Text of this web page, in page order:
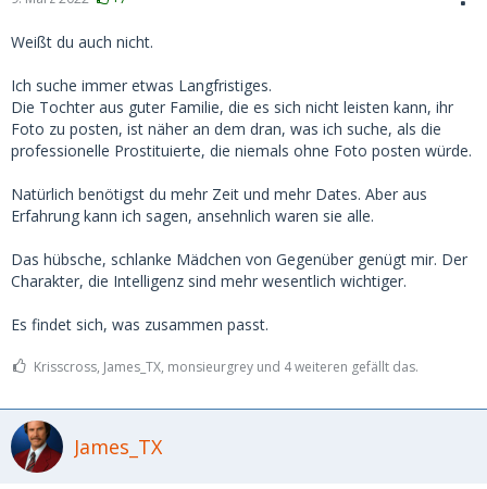
Weißt du auch nicht.
Ich suche immer etwas Langfristiges.
Die Tochter aus guter Familie, die es sich nicht leisten kann, ihr
Foto zu posten, ist näher an dem dran, was ich suche, als die
professionelle Prostituierte, die niemals ohne Foto posten würde.
Natürlich benötigst du mehr Zeit und mehr Dates. Aber aus
Erfahrung kann ich sagen, ansehnlich waren sie alle.
Das hübsche, schlanke Mädchen von Gegenüber genügt mir. Der
Charakter, die Intelligenz sind mehr wesentlich wichtiger.
Es findet sich, was zusammen passt.
Krisscross, James_TX, monsieurgrey und 4 weiteren gefällt das.
James_TX